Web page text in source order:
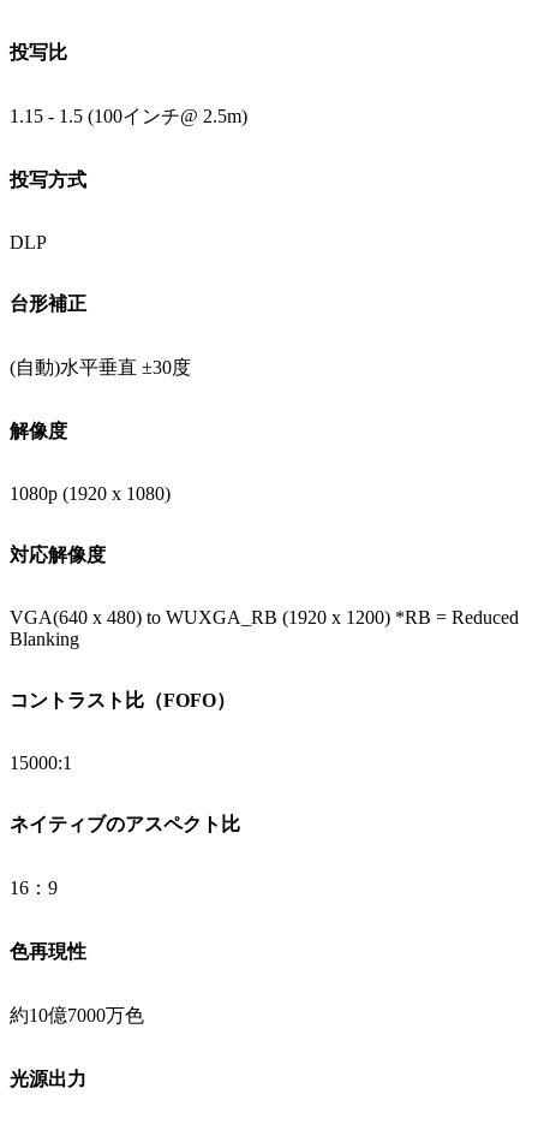
投写比
1.15 - 1.5 (100インチ@ 2.5m)‎
投写方式
DLP
台形補正
(自動)水平垂直 ±30度
解像度
1080p (1920 x 1080)‎
対応解像度
VGA(640 x 480) to WUXGA_RB (1920 x 1200) *RB = Reduced
Blanking
コントラスト比（FOFO）
15000:1 ‎
ネイティブのアスペクト比
16：9
色再現性
約10億7000万色
光源出力